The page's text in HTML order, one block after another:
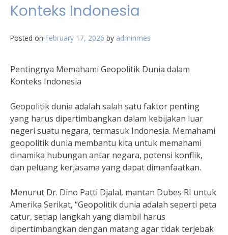
Konteks Indonesia
Posted on February 17, 2026 by adminmes
Pentingnya Memahami Geopolitik Dunia dalam
Konteks Indonesia
Geopolitik dunia adalah salah satu faktor penting
yang harus dipertimbangkan dalam kebijakan luar
negeri suatu negara, termasuk Indonesia. Memahami
geopolitik dunia membantu kita untuk memahami
dinamika hubungan antar negara, potensi konflik,
dan peluang kerjasama yang dapat dimanfaatkan.
Menurut Dr. Dino Patti Djalal, mantan Dubes RI untuk
Amerika Serikat, “Geopolitik dunia adalah seperti peta
catur, setiap langkah yang diambil harus
dipertimbangkan dengan matang agar tidak terjebak